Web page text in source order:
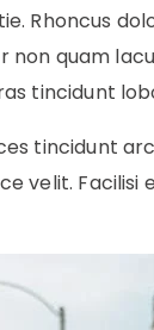
Rhoncus
quam
tincidunt
tincidunt
velit. Facilisi